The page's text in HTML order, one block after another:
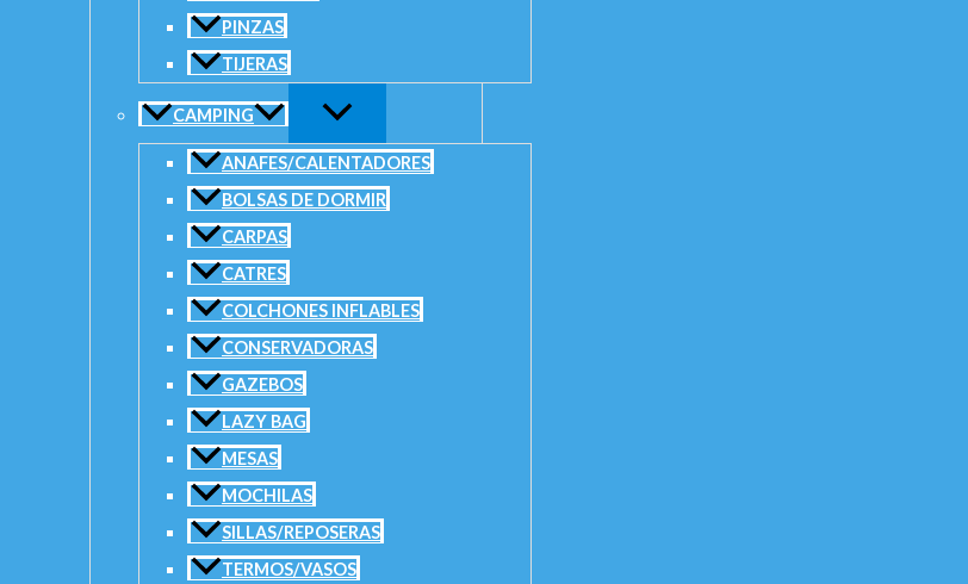
PINZAS
TIJERAS
CAMPING
ANAFES/CALENTADORES
BOLSAS DE DORMIR
CARPAS
CATRES
COLCHONES INFLABLES
CONSERVADORAS
GAZEBOS
LAZY BAG
MESAS
MOCHILAS
SILLAS/REPOSERAS
TERMOS/VASOS
Categorías:Reels,
Spinning/Pejerrey
Añadir a la lista de deseos